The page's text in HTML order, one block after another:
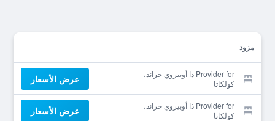
مزود
Provider for ذا أوبيروي جراند،
كولكاتا
عرض الأسعار
Provider for ذا أوبيروي جراند،
كولكاتا
عرض الأسعار